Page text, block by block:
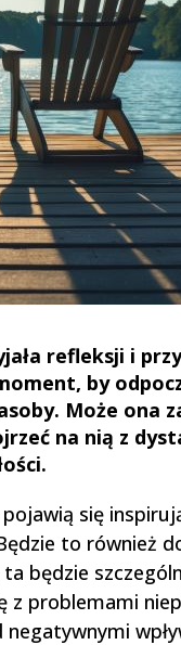
refleksji i
by
Może ona
na nią z
się
to również
będzie
problemami